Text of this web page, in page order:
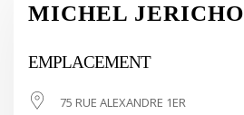
MICHEL JERICHO
EMPLACEMENT
75 RUE ALEXANDRE 1ER